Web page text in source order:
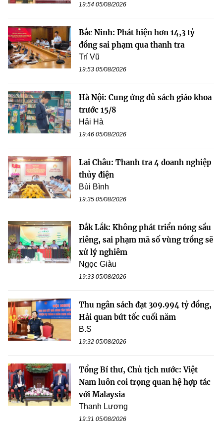
19:54 05/08/2026
Bắc Ninh: Phát hiện hơn 14,3 tỷ
đồng sai phạm qua thanh tra
Trí Vũ
19:53 05/08/2026
Hà Nội: Cung ứng đủ sách giáo khoa
trước 15/8
Hải Hà
19:46 05/08/2026
Lai Châu: Thanh tra 4 doanh nghiệp
thủy điện
Bùi Bình
19:35 05/08/2026
Đắk Lắk: Không phát triển nóng sầu
riêng, sai phạm mã số vùng trồng sẽ
xử lý nghiêm
Ngọc Giàu
19:33 05/08/2026
Thu ngân sách đạt 309.994 tỷ đồng,
Hải quan bứt tốc cuối năm
B.S
19:32 05/08/2026
Tổng Bí thư, Chủ tịch nước: Việt
Nam luôn coi trọng quan hệ hợp tác
với Malaysia
Thanh Lương
19:31 05/08/2026